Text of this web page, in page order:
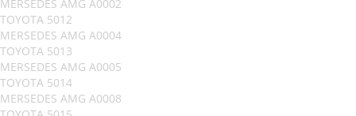
MERSEDES AMG A0002
TOYOTA 5012
MERSEDES AMG A0004
TOYOTA 5013
MERSEDES AMG A0005
TOYOTA 5014
MERSEDES AMG A0008